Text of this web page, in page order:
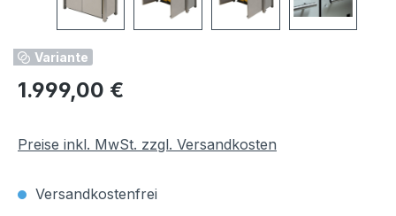
Variante
Regulärer Preis:
1.999,00 €
Preise inkl. MwSt. zzgl. Versandkosten
Versandkostenfrei